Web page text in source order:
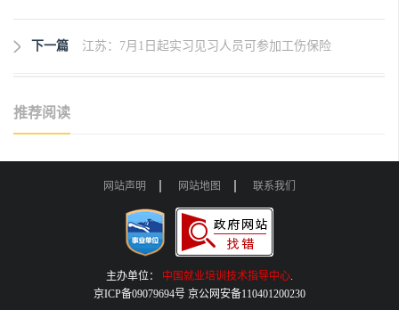
下一篇 江苏：7月1日起实习见习人员可参加工伤保险
推荐阅读
网站声明 网站地图 联系我们
主办单位： 中国就业培训技术指导中心.
京ICP备09079694号 京公网安备110401200230